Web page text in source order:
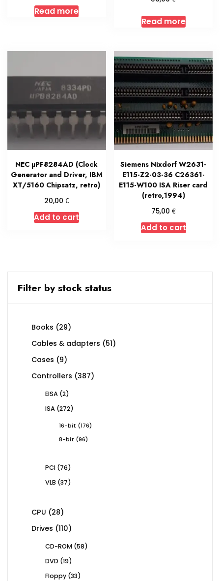
Read more
Read more
NEC µPF8284AD (Clock
Generator and Driver, IBM
XT/5160 Chipsatz, retro)
20,00 €
Add to cart
Siemens Nixdorf W2631-
E115-Z2-03-36 C26361-
E115-W100 ISA Riser card
(retro,1994)
75,00 €
Add to cart
Filter by stock status
Books 2929
Cables & adapters 5151
Cases 99
products
Controllers 387387
EISA 22
ISA 272272
16-bit 176176
8-bit
9696
PCI 7676
VLB 3737
CPU 2828
products
Drives 110110
CD-ROM 5858
DVD 1919
Floppy 3333